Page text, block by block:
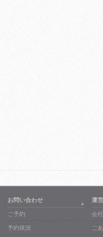
お問い合わせ
ご予約
予約状況
運営
会
ご